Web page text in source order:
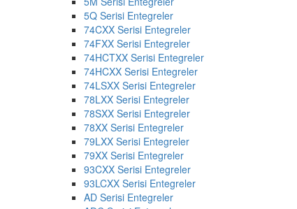
5Q Serisi Entegreler
74CXX Serisi Entegreler
74FXX Serisi Entegreler
74HCTXX Serisi Entegreler
74HCXX Serisi Entegreler
74LSXX Serisi Entegreler
78LXX Serisi Entegreler
78SXX Serisi Entegreler
78XX Serisi Entegreler
79LXX Serisi Entegreler
79XX Serisi Entegreler
93CXX Serisi Entegreler
93LCXX Serisi Entegreler
AD Serisi Entegreler